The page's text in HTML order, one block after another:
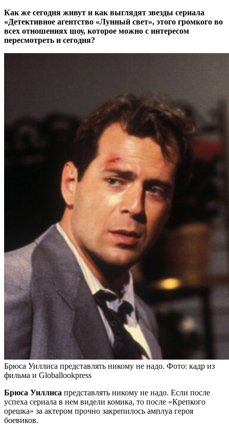
Как же сегодня живут и как выглядят звезды сериала
«Детективное агентство «Лунный свет», этого громкого во
всех отношениях шоу, которое можно с интересом
пересмотреть и сегодня?
Брюса Уиллиса представлять никому не надо. Фото: кадр из
фильма и Globallookpress
Брюса Уиллиса представлять никому не надо. Если после
успеха сериала в нем видели комика, то после «Крепкого
орешка» за актером прочно закрепилось амплуа героя
боевиков.